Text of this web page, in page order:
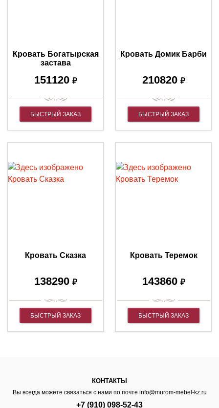
Кровать Богатырская
застава
151120 ₽
БЫСТРЫЙ ЗАКАЗ
Кровать Домик Барби
210820 ₽
БЫСТРЫЙ ЗАКАЗ
Кровать Сказка
138290 ₽
БЫСТРЫЙ ЗАКАЗ
Кровать Теремок
143860 ₽
БЫСТРЫЙ ЗАКАЗ
КОНТАКТЫ
Вы всегда можете связаться с нами по почте info@murom-mebel-kz.ru
+7 (910) 098-52-43